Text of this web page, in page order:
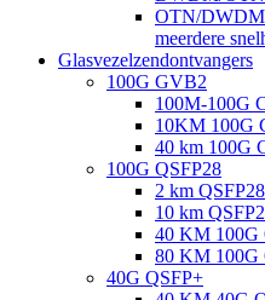
OTN/DWDM
meerdere
Glasvezelzendontvangers
100G GVB2
100M-100G
10KM 100G
40 km 100G
100G QSFP28
2 km QSFP28
10 km
40 KM 100G
80 KM 100G
40G QSFP+